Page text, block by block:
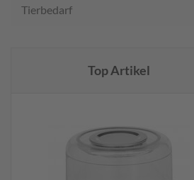
Tierbedarf
Top Artikel